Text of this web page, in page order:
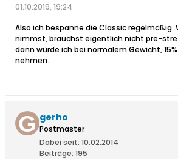
01.10.2019, 19:24
Also ich bespanne die Classic regelmäßig.
nimmst, brauchst eigentlich nicht pre-
dann würde ich bei normalem Gewicht,
nehmen.
gerho
Postmaster
Dabei seit: 10.02.2014
Beiträge: 195